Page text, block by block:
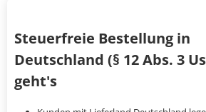
Steuerfreie Bestellung in
Deutschland (§ 12 Abs. 3
geht's